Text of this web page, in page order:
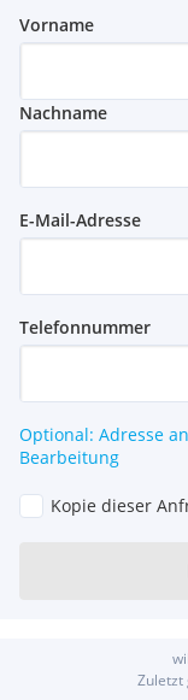
Vorname
Nachname
E-Mail-Adresse
Telefonnummer
Optional: Adresse
Bearbeitung
Kopie dieser
Zuletzt